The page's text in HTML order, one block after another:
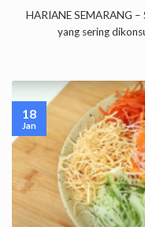
HARIANE SEMARANG
yang sering
18
Jan